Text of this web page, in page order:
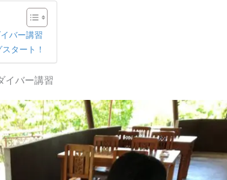
バー講習
タート！
イバー講習